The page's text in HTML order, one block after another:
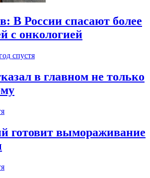
В России спасают более
с онкологией
спустя
в главном не только
готовит вымораживание